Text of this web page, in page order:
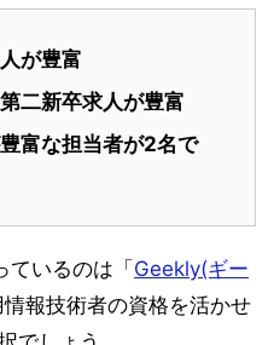
が豊富
二新卒求人が豊富
富な担当者が2名で
いるのは「 Geekly(ギー
情報技術者の資格を活かせ